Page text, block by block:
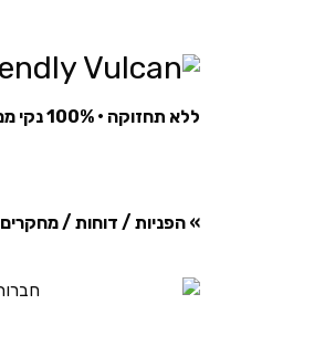
ללא תחזוקה • 100% נקי ממגנטים
» הפניות / דוחות / מחקרים